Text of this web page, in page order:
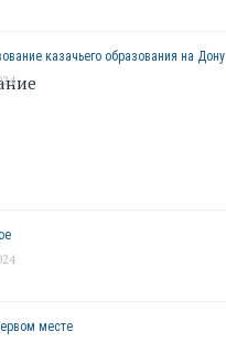
казачьего образования на Дону
месте